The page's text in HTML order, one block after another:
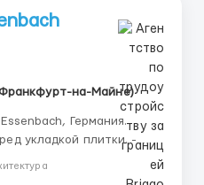
на-Майне)
Германия.
укладкой плитки. -
плитки на пол и